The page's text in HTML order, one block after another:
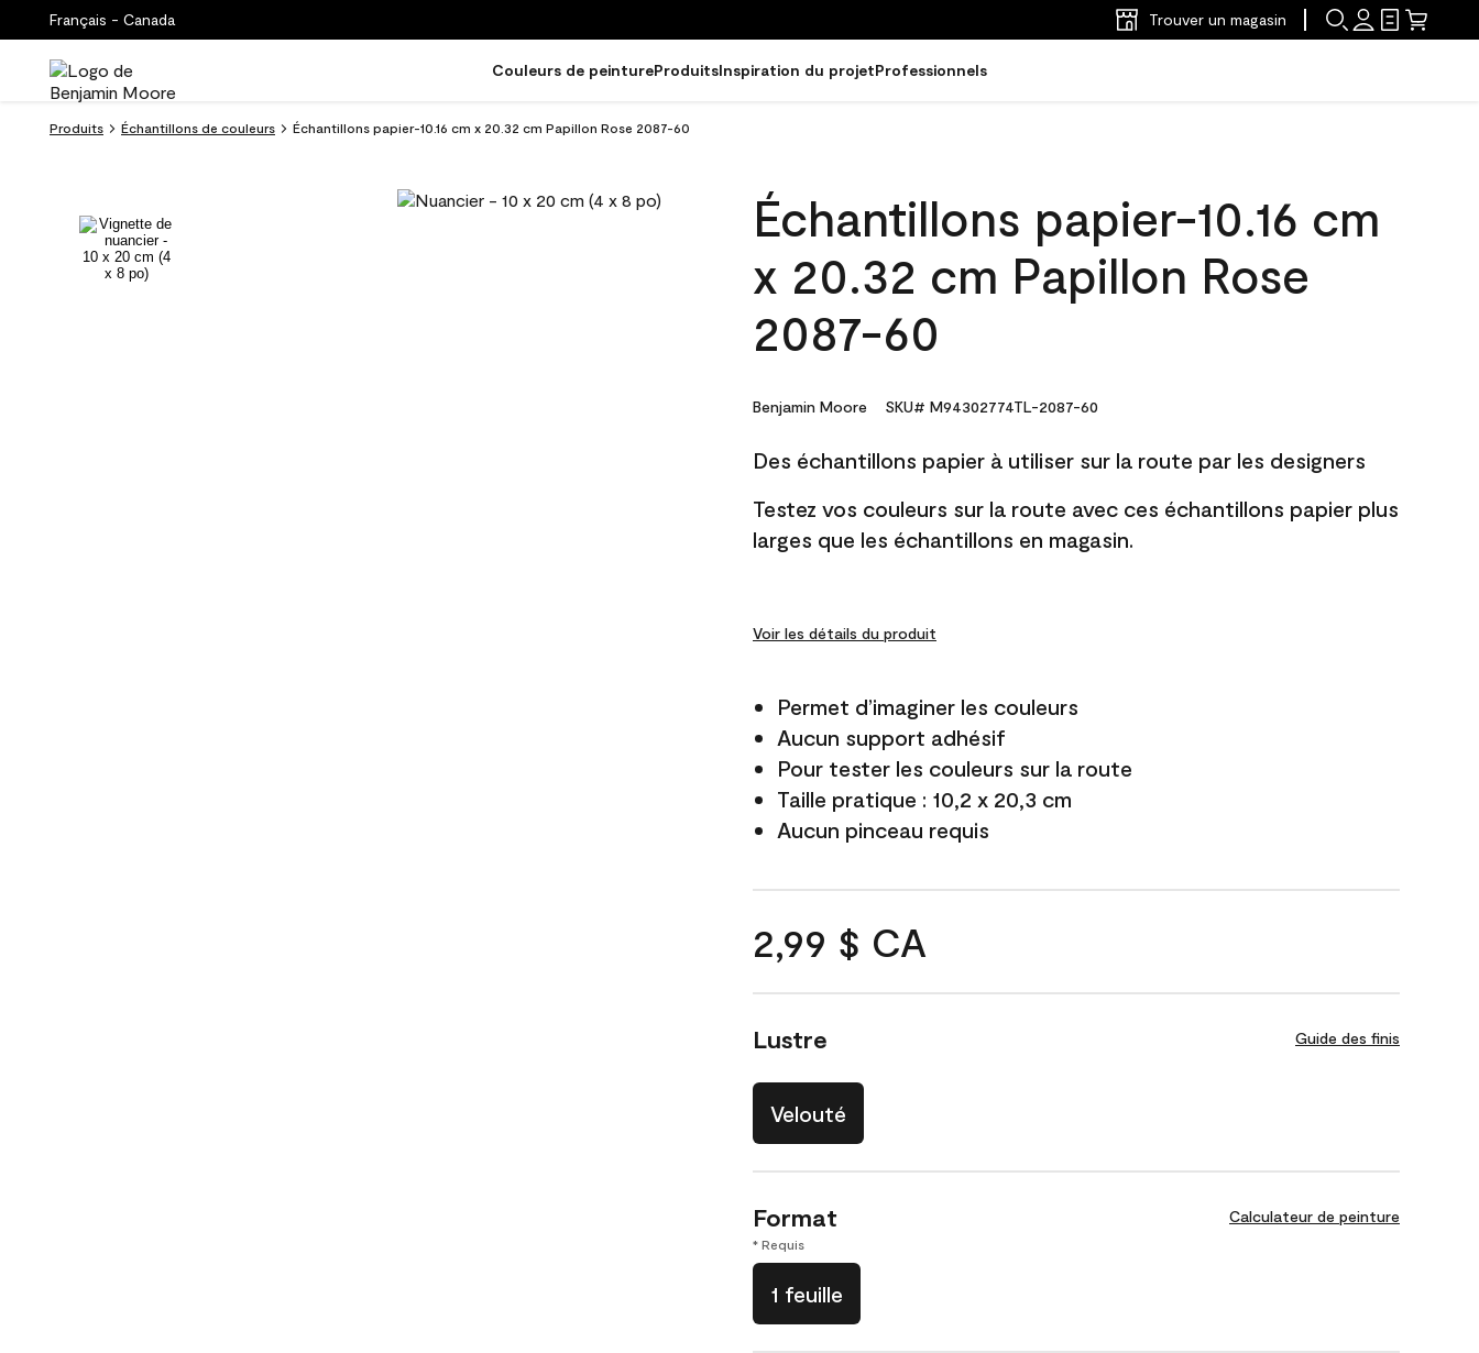
Français - Canada Trouver un magasin
Couleurs de peintureProduitsInspiration du projetProfessionnels
Produits Échantillons de couleurs Échantillons papier-10.16 cm x 20.32 cm Papillon Rose 2087-60
Échantillons papier-10.16 cm
x 20.32 cm Papillon Rose
2087-60
Benjamin Moore SKU# M94302774TL-2087-60
Des échantillons papier à utiliser sur la route par les designers
Testez vos couleurs sur la route avec ces échantillons papier plus
larges que les échantillons en magasin.
Voir les détails du produit
Permet d’imaginer les couleurs
Aucun support adhésif
Pour tester les couleurs sur la route
Taille pratique : 10,2 x 20,3 cm
Aucun pinceau requis
2,99 $ CA
Lustre Guide des finis
Velouté
Format Calculateur de peinture
* Requis
1 feuille